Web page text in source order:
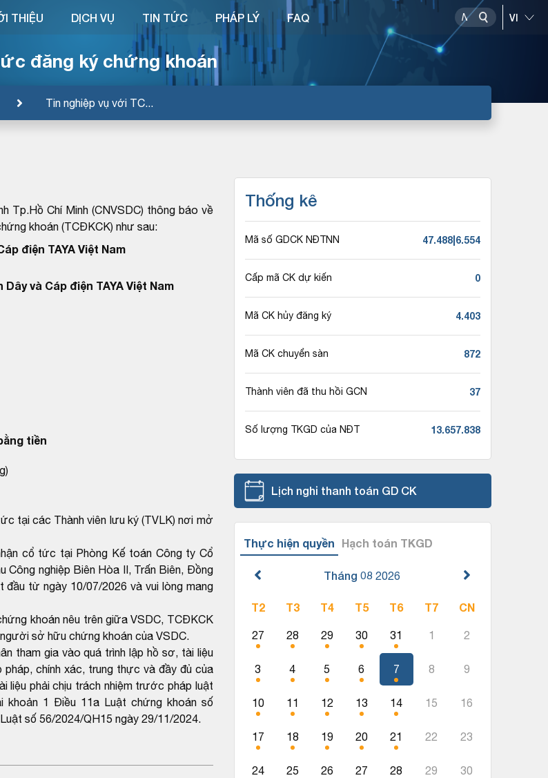
đăng ký chứng khoán
Tin nghiệp vụ với TC...
THIỆU DỊCH VỤ TIN TỨC PHÁP LÝ FAQ
Tp.Hồ Chí Minh (CNVSDC) thông báo về
khoán (TCĐKCK) như sau:
điện TAYA Việt Nam
và Cáp điện TAYA Việt Nam
tiền
tại các Thành viên lưu ký (TVLK) nơi mở
cổ tức tại Phòng Kế toán Công ty Cổ
Công nghiệp Biên Hòa II, Trấn Biên, Đồng
từ ngày 10/07/2026 và vui lòng mang
khoán nêu trên giữa VSDC, TCĐKCK
sở hữu chứng khoán của VSDC.
tham gia vào quá trình lập hồ sơ, tài liệu
chính xác, trung thực và đầy đủ của
liệu phải chịu trách nhiệm trước pháp luật
khoản 1 Điều 11a Luật chứng khoán số
số 56/2024/QH15 ngày 29/11/2024.
Thống kê
Mã số GDCK NĐTNN 47.488|6.554
Cấp mã CK dự kiến 0
Mã CK hủy đăng ký 4.403
Mã CK chuyển sàn 872
Thành viên đã thu hồi GCN 37
Số lượng TKGD của NĐT 13.657.838
Lịch nghỉ thanh toán GD CK
Thực hiện quyền Hạch toán TKGD
Tháng 08 2026
T2 T3 T4 T5 T6 T7 CN
27 28 29 30 31 1 2
3 4 5 6 7 8 9
10 11 12 13 14 15 16
17 18 19 20 21 22 23
24 25 26 27 28 29 30